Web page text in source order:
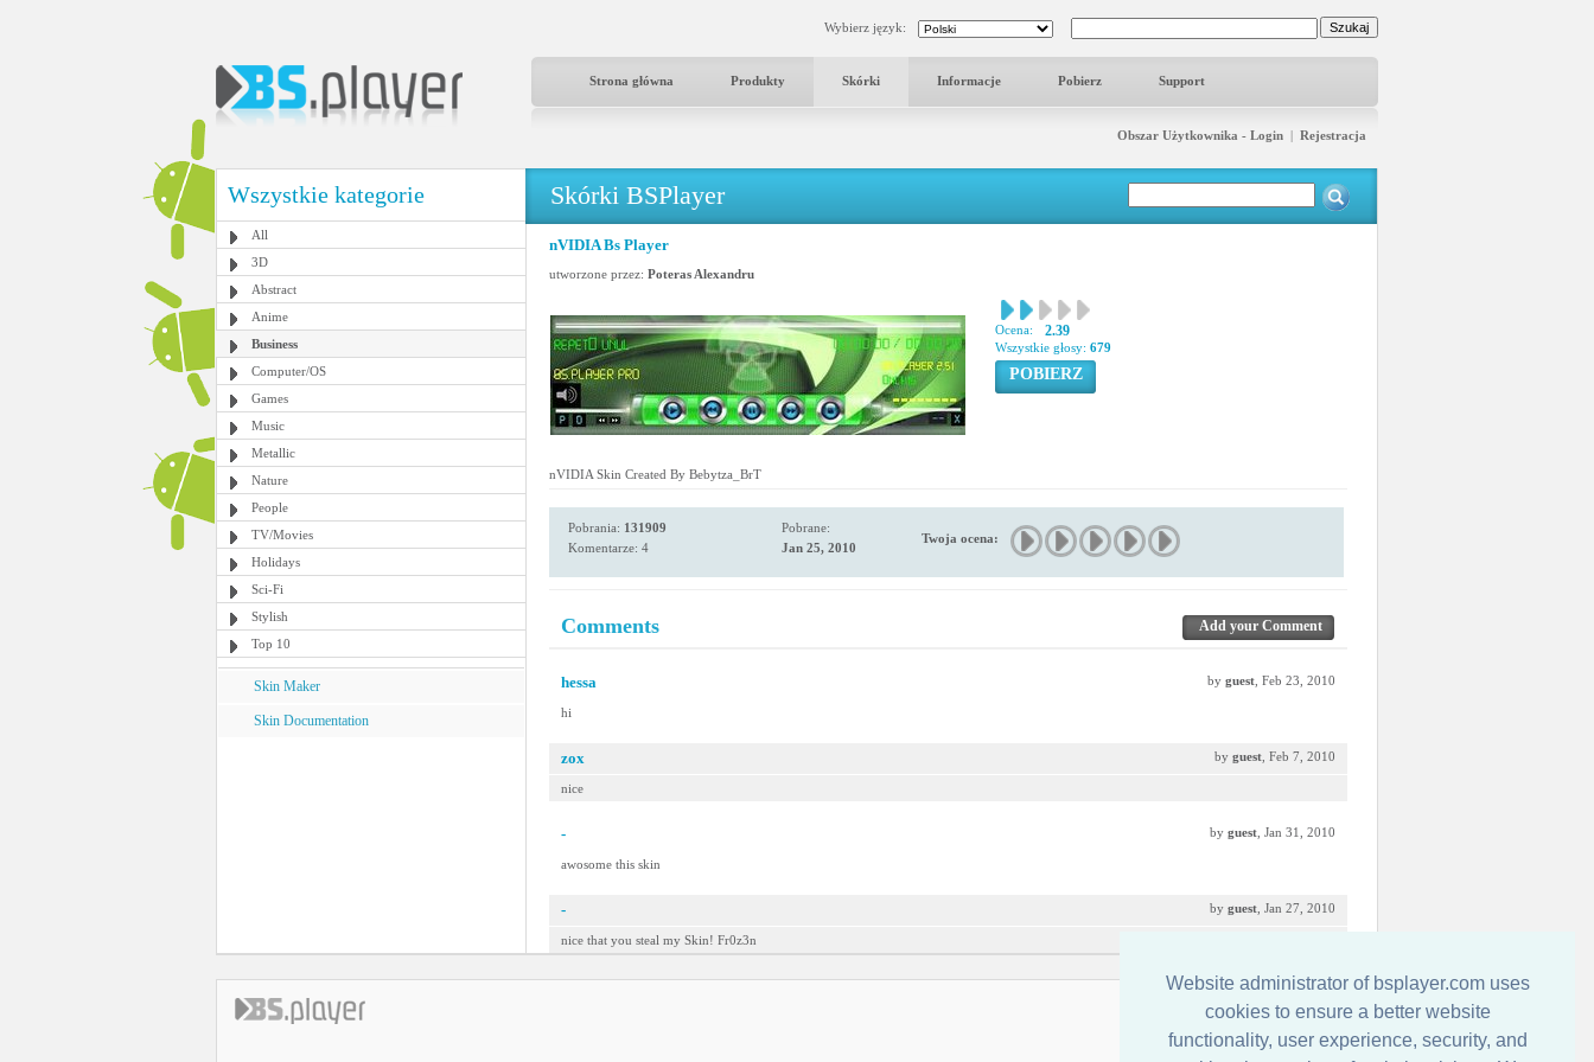
Website administrator of bsplayer.com uses
cookies to ensure a better website
functionality, user experience, security, and
Wybierz język:
Strona główna Produkty Skórki Informacje Pobierz Support
Obszar Użytkownika - Login | Rejestracja
Wszystkie kategorie
All
3D
Abstract
Anime
Business
Computer/OS
Games
Music
Metallic
Nature
People
TV/Movies
Holidays
Sci-Fi
Stylish
Top 10
Skin Maker
Skin Documentation
Skórki BSPlayer
nVIDIA Bs Player
utworzone przez: Poteras Alexandru
Ocena: 2.39
Wszystkie głosy: 679
POBIERZ
nVIDIA Skin Created By Bebytza_BrT
Pobrania: 131909
Komentarze: 4
Pobrane:
Jan 25, 2010
Twoja ocena:
Comments Add your Comment
hessa by guest , Feb 23, 2010
hi
zox by guest , Feb 7, 2010
nice
- by guest , Jan 31, 2010
awosome this skin
- by guest , Jan 27, 2010
nice that you steal my Skin! Fr0z3n
Kontakt